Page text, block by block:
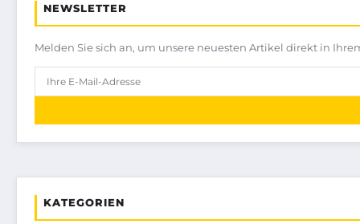
NEWSLETTER
Melden Sie sich an, um unsere neuesten Artikel direkt in
KATEGORIEN